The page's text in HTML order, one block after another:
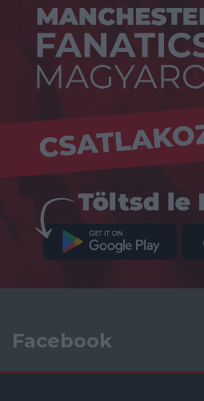
Facebook